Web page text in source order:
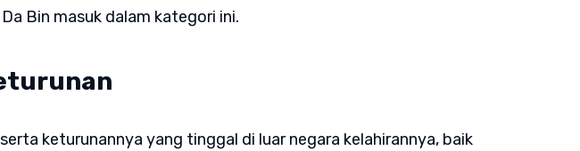
Bin masuk dalam kategori ini.
keturunannya yang tinggal di luar negara kelahirannya, baik